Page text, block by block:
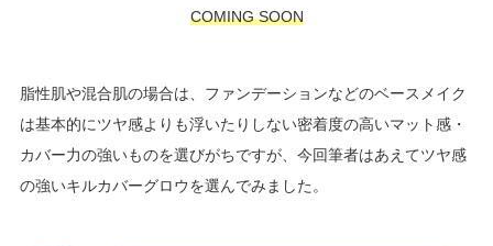
COMING SOON
脂性肌や混合肌の場合は、ファンデーションなどのベースメイク
は基本的にツヤ感よりも浮いたりしない密着度の高いマット感・
カバー力の強いものを選びがちですが、今回筆者はあえてツヤ感
の強いキルカバーグロウを選んでみました。